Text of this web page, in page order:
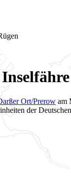
Ort/Prerow am
der